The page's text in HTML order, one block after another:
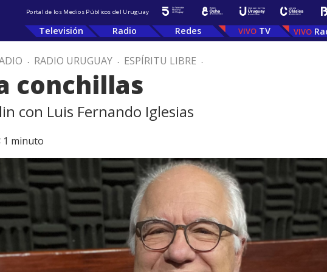
Portal de los Medios Públicos del Uruguay
Televisión Radio Redes TV
. RADIO URUGUAY . ESPÍRITU LIBRE .
conchillas
con Luis Fernando Iglesias
1 minuto